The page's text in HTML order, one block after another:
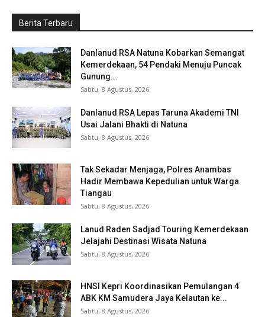
Berita Terbaru
Danlanud RSA Natuna Kobarkan Semangat
Kemerdekaan, 54 Pendaki Menuju Puncak
Gunung...
Sabtu, 8 Agustus, 2026
Danlanud RSA Lepas Taruna Akademi TNI
Usai Jalani Bhakti di Natuna
Sabtu, 8 Agustus, 2026
Tak Sekadar Menjaga, Polres Anambas
Hadir Membawa Kepedulian untuk Warga
Tiangau
Sabtu, 8 Agustus, 2026
Lanud Raden Sadjad Touring Kemerdekaan
Jelajahi Destinasi Wisata Natuna
Sabtu, 8 Agustus, 2026
HNSI Kepri Koordinasikan Pemulangan 4
ABK KM Samudera Jaya Kelautan ke...
Sabtu, 8 Agustus, 2026